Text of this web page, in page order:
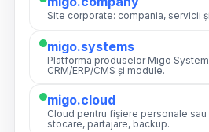
Site corporate: compania, servicii
migo.systems
Platforma produselor Migo
CRM/ERP/CMS și module.
migo.cloud
Cloud pentru fișiere personale
stocare, partajare, backup.